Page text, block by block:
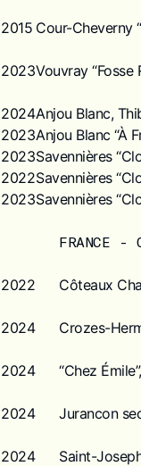
2015 Cour-Cheverny
2023Vouvray “Fosse
2024Anjou Blanc,
2023Anjou Blanc “À
2023Savennières
2022Savennières
2023Savennières
FRANCE -
2022 Côteaux
2024 Crozes-
2024 “Chez
2024 Jurancon
2024 Saint-